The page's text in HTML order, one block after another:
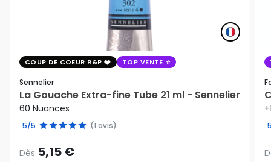
COUP DE COEUR R&P TOP VENTE
Sennelier
La Gouache Extra-fine Tube 21 ml - Sennelier
60 Nuances
5/5 (1 avis)
Dès 5,15 €